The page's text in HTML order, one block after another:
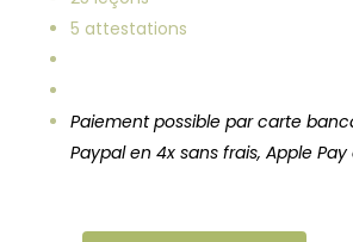
5 attestations
Paiement possible par carte
Paypal en 4x sans frais, Apple